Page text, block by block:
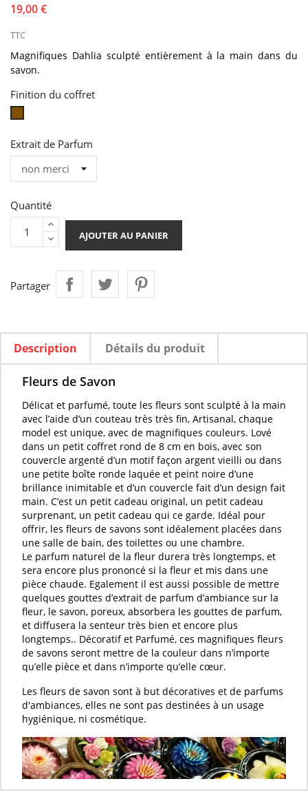
19,00 €
TTC
Magnifiques Dahlia sculptéentièrement à la main dans du
savon.
Finition du coffret
Extrait de Parfum
Quantité
AJOUTER AU PANIER
Partager
Description Détails du produit
Fleurs de Savon
Délicat et parfumé, toute les fleurs sont sculpté à la main
avec l’aide d’un couteau très très fin, Artisanal, chaque
model est unique, avec de magnifiques couleurs. Lové
dans un petit coffret rond de 8 cm en bois, avec son
couvercle argenté d’un motif façon argent vieilli ou dans
une petite boîte ronde laquée et peint noire d’une
brillance inimitable et d’un couvercle fait d’un design fait
main. C’est un petit cadeau original, un petit cadeau
surprenant, un petit cadeau qui ce garde. Idéal pour
offrir, les fleurs de savons sont idéalement placées dans
une salle de bain, des toilettes ou une chambre.
Le parfum naturel de la fleur durera très longtemps, et
sera encore plus prononcé si la fleur et mis dans une
pièce chaude. Egalement il est aussi possible de mettre
quelques gouttes d’extrait de parfum d’ambiance sur la
fleur, le savon, poreux, absorbera les gouttes de parfum,
et diffusera la senteur très bien et encore plus
longtemps.. Décoratif et Parfumé, ces magnifiques fleurs
de savons seront mettre de la couleur dans n’importe
qu’elle pièce et dans n’importe qu’elle cœur.
Les fleurs de savon sont à but décoratives et de parfums
d'ambiances, elles ne sont pas destinées à un usage
hygiénique, ni cosmétique.